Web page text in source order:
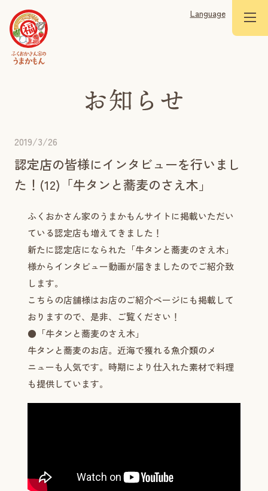
Language
2019/3/26
認定店の皆様にインタビューを行いまし
た！(12)「牛タンと蕎麦のさえ木」
ふくおかさん家のうまかもんサイトに掲載いただい
ている認定店も増えてきました！
新たに認定店になられた「牛タンと蕎麦のさえ木」
様からインタビュー動画が届きましたのでご紹介致
します。
こちらの店舗様はお店のご紹介ページにも掲載して
おりますので、是非、ご覧ください！
●「牛タンと蕎麦のさえ木」
牛タンと蕎麦のお店。近海で獲れる魚介類のメ
ニューも人気です。時期により仕入れた素材で料理
も提供しています。